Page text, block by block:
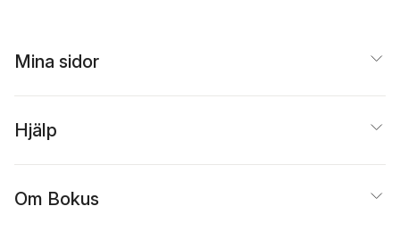
Mina sidor
Hjälp
Om Bokus